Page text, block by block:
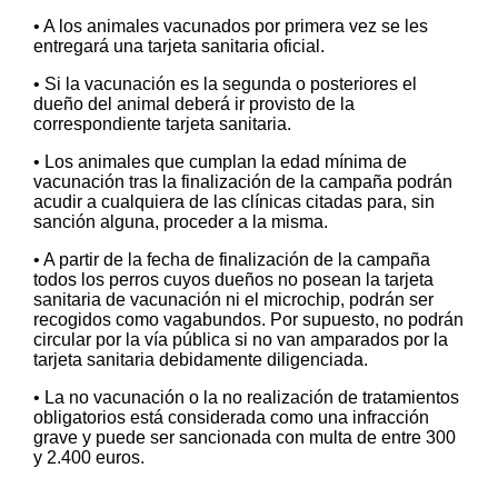
• A los animales vacunados por primera vez se les
entregará una tarjeta sanitaria oficial.
• Si la vacunación es la segunda o posteriores el
dueño del animal deberá ir provisto de la
correspondiente tarjeta sanitaria.
• Los animales que cumplan la edad mínima de
vacunación tras la finalización de la campaña podrán
acudir a cualquiera de las clínicas citadas para, sin
sanción alguna, proceder a la misma.
• A partir de la fecha de finalización de la campaña
todos los perros cuyos dueños no posean la tarjeta
sanitaria de vacunación ni el microchip, podrán ser
recogidos como vagabundos. Por supuesto, no podrán
circular por la vía pública si no van amparados por la
tarjeta sanitaria debidamente diligenciada.
• La no vacunación o la no realización de tratamientos
obligatorios está considerada como una infracción
grave y puede ser sancionada con multa de entre 300
y 2.400 euros.